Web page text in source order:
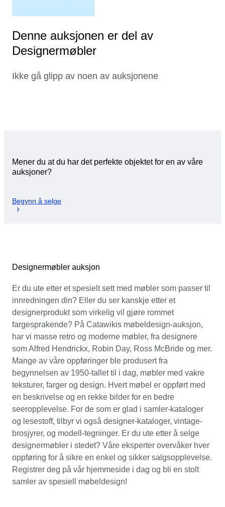
Denne auksjonen er del av
Designermøbler
Ikke gå glipp av noen av auksjonene
Mener du at du har det perfekte objektet for en av våre
auksjoner?
Begynn å selge
Designermøbler auksjon
Er du ute etter et spesielt sett med møbler som passer til
innredningen din? Eller du ser kanskje etter et
designerprodukt som virkelig vil gjøre rommet
fargesprakende? På Catawikis møbeldesign-auksjon,
har vi masse retro og moderne møbler, fra designere
som Alfred Hendrickx, Robin Day, Ross McBride og mer.
Mange av våre oppføringer ble produsert fra
begynnelsen av 1950-tallet til i dag, møbler med vakre
teksturer, farger og design. Hvert møbel er oppført med
en beskrivelse og en rekke bilder for en bedre
seeropplevelse. For de som er glad i samler-kataloger
og lesestoff, tilbyr vi også designer-kataloger, vintage-
brosjyrer, og modell-tegninger. Er du ute etter å selge
designermøbler i stedet? Våre eksperter overvåker hver
oppføring for å sikre en enkel og sikker salgsopplevelse.
Registrer deg på vår hjemmeside i dag og bli en stolt
samler av spesiell møbeldesign!